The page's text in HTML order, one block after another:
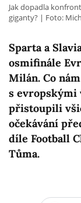
Sparta a
osmifinále
Milán. Co
s evropskými
přistoupili
očekávání
díle Football
Tůma.
Jak dopadla
giganty?
Foto: